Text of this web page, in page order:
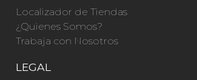
Localizador de Tiendas
¿Quienes Somos?
Trabaja con Nosotros
LEGAL